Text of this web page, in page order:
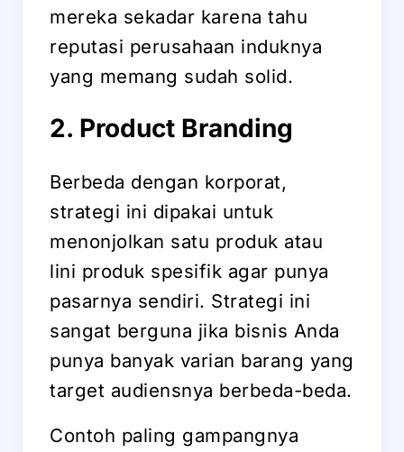
mereka sekadar karena tahu
reputasi perusahaan induknya
yang memang sudah solid.
2. Product Branding
Berbeda dengan korporat,
strategi ini dipakai untuk
menonjolkan satu produk atau
lini produk spesifik agar punya
pasarnya sendiri. Strategi ini
sangat berguna jika bisnis Anda
punya banyak varian barang yang
target audiensnya berbeda-beda.
Contoh paling gampangnya